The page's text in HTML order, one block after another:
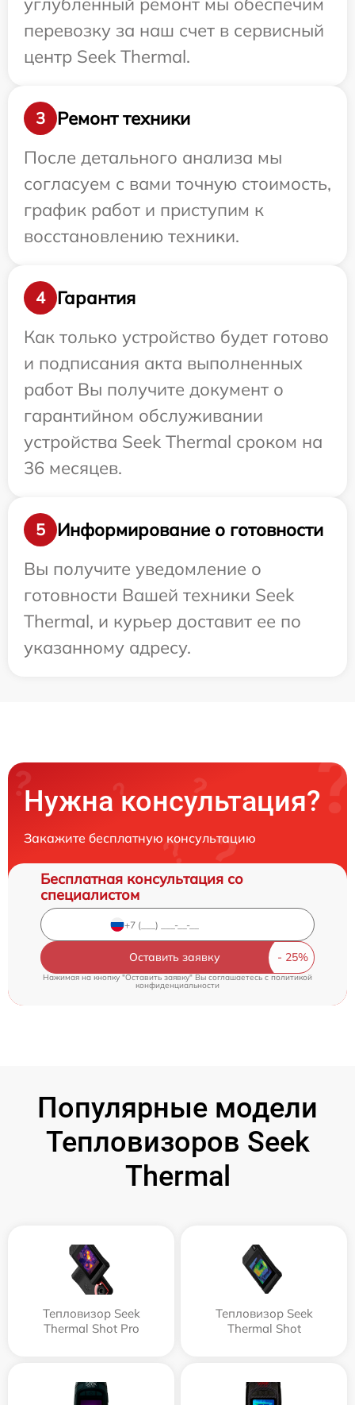
перевозку за наш счет в сервисный
центр Seek Thermal.
3
Ремонт техники
После детального анализа мы
согласуем с вами точную стоимость,
график работ и приступим к
восстановлению техники.
4
Гарантия
Как только устройство будет готово
и подписания акта выполненных
работ Вы получите документ о
гарантийном обслуживании
устройства Seek Thermal сроком на
36 месяцев.
5
Информирование о готовности
Вы получите уведомление о
готовности Вашей техники Seek
Thermal, и курьер доставит ее по
указанному адресу.
Нужна консультация?
Закажите бесплатную консультацию
Бесплатная консультация со
специалистом
Оставить заявку
Нажимая на кнопку "Оставить заявку" Вы соглашаетесь c политикой
конфиденциальности
Популярные модели
Тепловизоров Seek
Thermal
Тепловизор Seek
Thermal Shot Pro
Тепловизор Seek
Thermal Shot